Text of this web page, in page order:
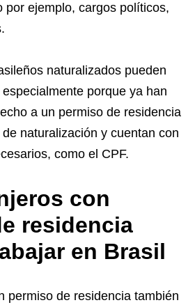
por ejemplo, cargos políticos,
naturalizados pueden
porque ya han
a un permiso de residencia
naturalización y cuentan con
como el CPF.
con
residencia
en Brasil
permiso de residencia también